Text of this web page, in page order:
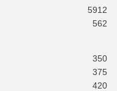
5912
562
350
375
420